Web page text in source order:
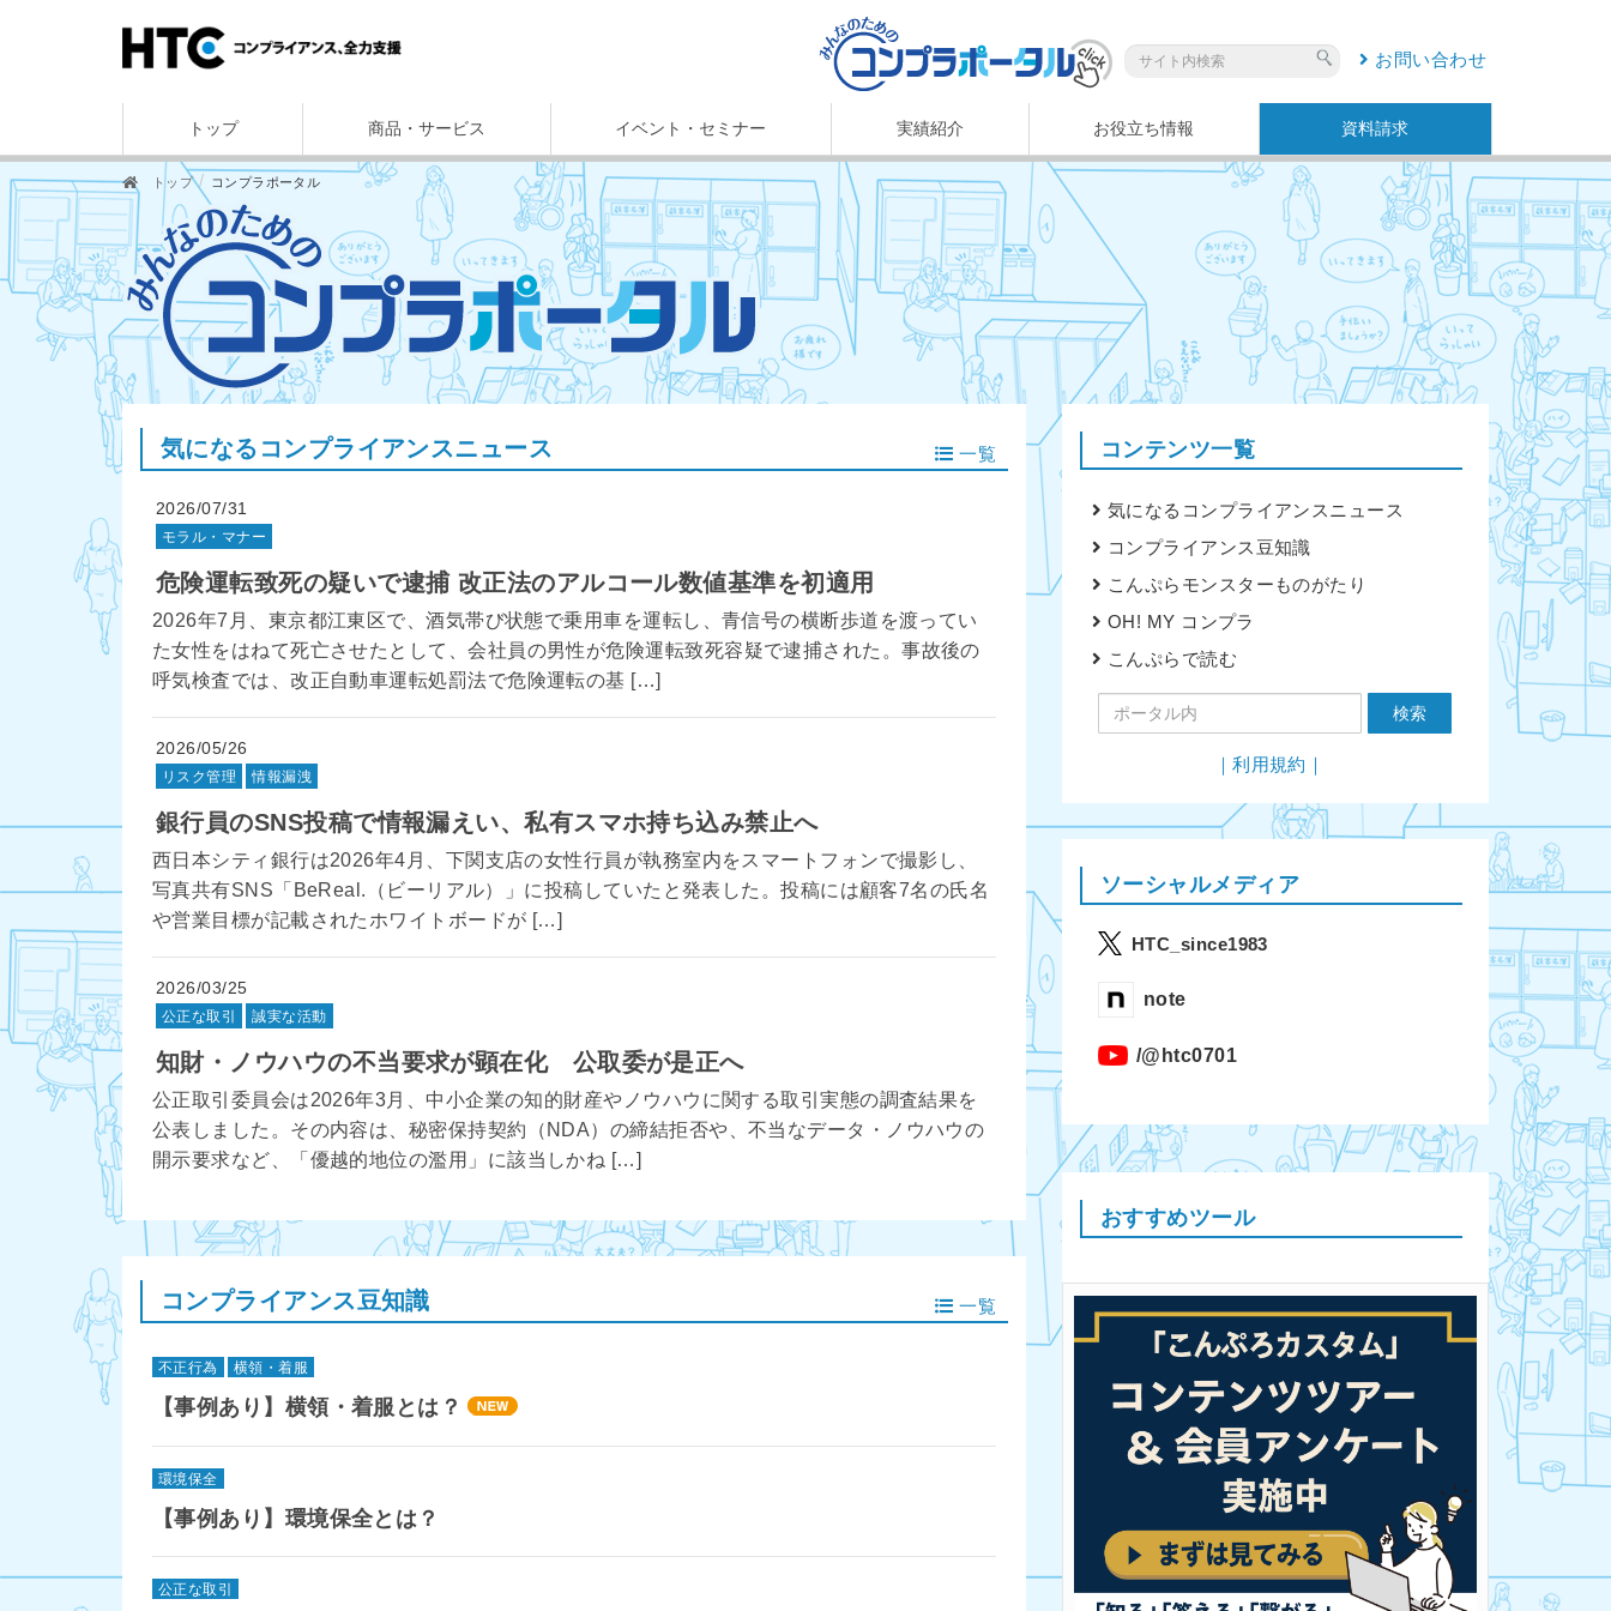
お問い合わせ
トップ 商品・サービス イベント・セミナー 実績紹介 お役立ち情報 資料請求
トップ コンプラポータル
気になるコンプライアンスニュース 一覧
2026/07/31
モラル・マナー
危険運転致死の疑いで逮捕 改正法のアルコール数値基準を初適用
2026年7月、東京都江東区で、酒気帯び状態で乗用車を運転し、青信号の横断歩道を渡ってい
た女性をはねて死亡させたとして、会社員の男性が危険運転致死容疑で逮捕された。事故後の
呼気検査では、改正自動車運転処罰法で危険運転の基 […]
2026/05/26
リスク管理 情報漏洩
銀行員のSNS投稿で情報漏えい、私有スマホ持ち込み禁止へ
西日本シティ銀行は2026年4月、下関支店の女性行員が執務室内をスマートフォンで撮影し、
写真共有SNS「BeReal.（ビーリアル）」に投稿していたと発表した。投稿には顧客7名の氏名
や営業目標が記載されたホワイトボードが […]
2026/03/25
公正な取引 誠実な活動
知財・ノウハウの不当要求が顕在化 公取委が是正へ
公正取引委員会は2026年3月、中小企業の知的財産やノウハウに関する取引実態の調査結果を
公表しました。その内容は、秘密保持契約（NDA）の締結拒否や、不当なデータ・ノウハウの
開示要求など、「優越的地位の濫用」に該当しかね […]
コンプライアンス豆知識 一覧
不正行為 横領・着服
【事例あり】横領・着服とは？
環境保全
【事例あり】環境保全とは？
公正な取引
コンテンツ一覧
気になるコンプライアンスニュース
コンプライアンス豆知識
こんぷらモンスターものがたり
OH! MY コンプラ
こんぷらで読む
｜利用規約｜
ソーシャルメディア
HTC_since1983
note
/@htc0701
おすすめツール